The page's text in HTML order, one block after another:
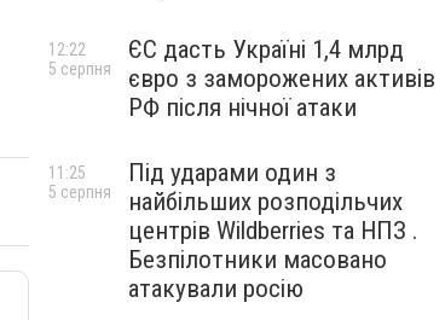
ЄС дасть Україні 1,4 млрд
євро з заморожених активів
РФ після нічної атаки
12:22
5 серпня
Під ударами один з
найбільших розподільчих
центрів Wildberries та НПЗ .
Безпілотники масовано
атакували росію
11:25
5 серпня